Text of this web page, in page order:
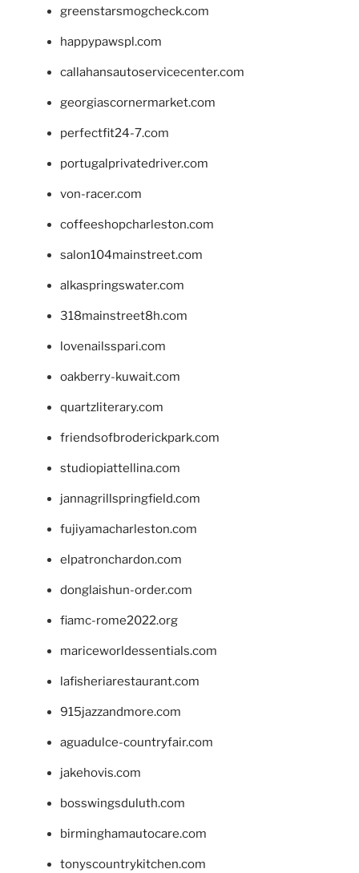
greenstarsmogcheck.com
happypawspl.com
callahansautoservicecenter.com
georgiascornermarket.com
perfectfit24-7.com
portugalprivatedriver.com
von-racer.com
coffeeshopcharleston.com
salon104mainstreet.com
alkaspringswater.com
318mainstreet8h.com
lovenailsspari.com
oakberry-kuwait.com
quartzliterary.com
friendsofbroderickpark.com
studiopiattellina.com
jannagrillspringfield.com
fujiyamacharleston.com
elpatronchardon.com
donglaishun-order.com
fiamc-rome2022.org
mariceworldessentials.com
lafisheriarestaurant.com
915jazzandmore.com
aguadulce-countryfair.com
jakehovis.com
bosswingsduluth.com
birminghamautocare.com
tonyscountrykitchen.com